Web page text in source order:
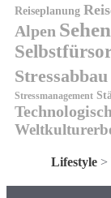
Reiseplanung
Alpen
Stressabbau
Stressmanagement
Lifestyle >